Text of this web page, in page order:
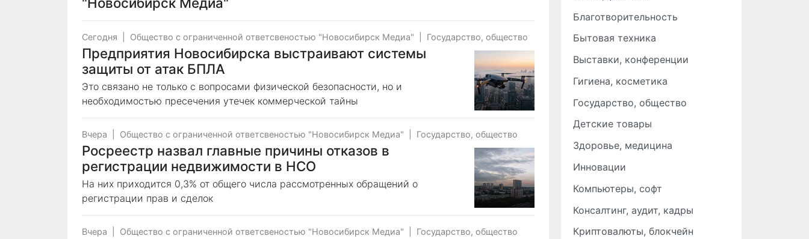
Сегодня Общество с ограниченной ответсвеностью "Новосибирск Медиа" Государство, общество
Предприятия Новосибирска выстраивают системы
защиты от атак БПЛА
Это связано не только с вопросами физической безопасности, но и
необходимостью пресечения утечек коммерческой тайны
Вчера Общество с ограниченной ответсвеностью "Новосибирск Медиа" Государство, общество
Росреестр назвал главные причины отказов в
регистрации недвижимости в НСО
На них приходится 0,3% от общего числа рассмотренных обращений о
регистрации прав и сделок
Вчера Общество с ограниченной ответсвеностью "Новосибирск Медиа" Государство, общество
Благотворительность
Бытовая техника
Выставки, конференции
Гигиена, косметика
Государство, общество
Детские товары
Здоровье, медицина
Инновации
Компьютеры, софт
Консалтинг, аудит, кадры
Криптовалюты, блокчейн